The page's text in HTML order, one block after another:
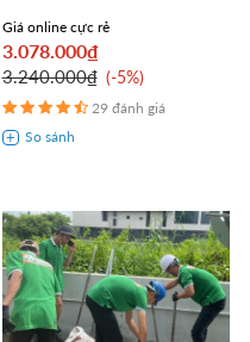
Giá online cực rẻ
3.078.000₫
3.240.000₫ -5%
29 đánh giá